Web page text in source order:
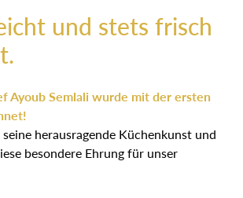
und stets frisch
Ayoub Semlali wurde mit der ersten
herausragende Küchenkunst und
besondere Ehrung für unser